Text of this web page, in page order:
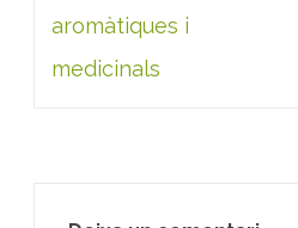
aromàtiques i
medicinals